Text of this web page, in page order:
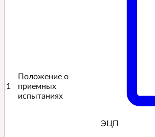
1
Положение о
приемных
испытаниях
ЭЦП️